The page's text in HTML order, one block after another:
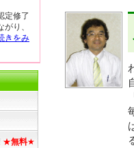
定修了
り、
きをみ
★無料★